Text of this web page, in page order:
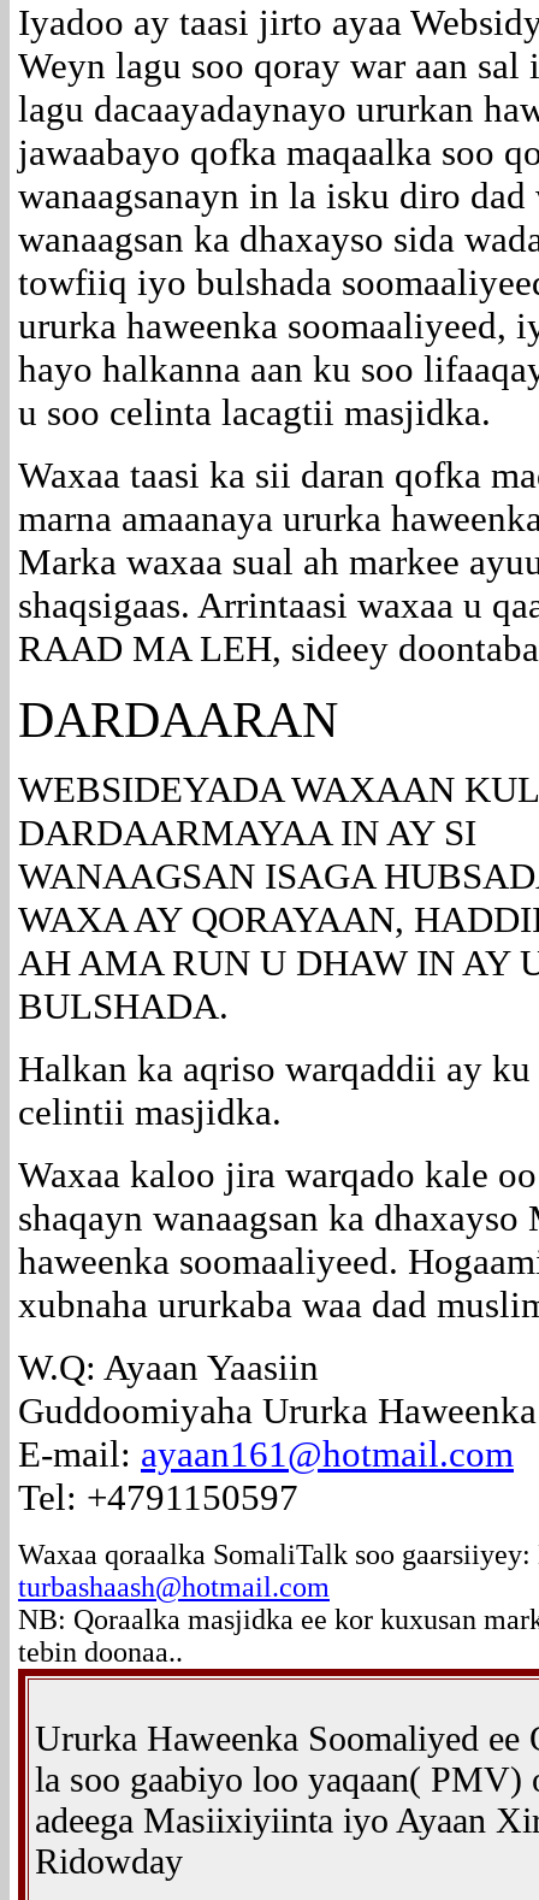
Iyadoo ay taasi jirto ayaa
Weyn lagu soo qoray war aan
lagu dacaayadaynayo ururkan
jawaabayo qofka maqaalka soo
wanaagsanayn in la isku diro dad
wanaagsan ka dhaxayso sida
towfiiq iyo bulshada
ururka haweenka soomaaliyeed,
hayo halkanna aan ku soo
u soo celinta lacagtii masjidka.
Waxaa taasi ka sii daran qofka
marna amaanaya ururka
Marka waxaa sual ah markee
shaqsigaas. Arrintaasi waxaa u
RAAD MA LEH, sideey doontaba
DARDAARAN
WEBSIDEYADA WAXAAN
DARDAARMAYAA IN AY SI
WANAAGSAN ISAGA
WAXA AY QORAYAAN,
AH AMA RUN U DHAW IN AY
BULSHADA.
Halkan ka aqriso warqaddii ay ku
celintii masjidka.
Waxaa kaloo jira warqado kale
shaqayn wanaagsan ka
haweenka soomaaliyeed.
xubnaha ururkaba waa dad
W.Q: Ayaan Yaasiin
Guddoomiyaha Ururka
E-mail: ayaan161@hotmail.com
Tel: +4791150597
Waxaa qoraalka SomaliTalk soo gaarsiiyey:
turbashaash@hotmail.com
NB: Qoraalka masjidka ee kor kuxusan
tebin doonaa..
Ururka Haweenka Soomaliyed ee
la soo gaabiyo loo yaqaan(
adeega Masiixiyiinta iyo Ayaan
Ridowday